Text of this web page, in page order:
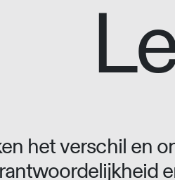
het verschil en